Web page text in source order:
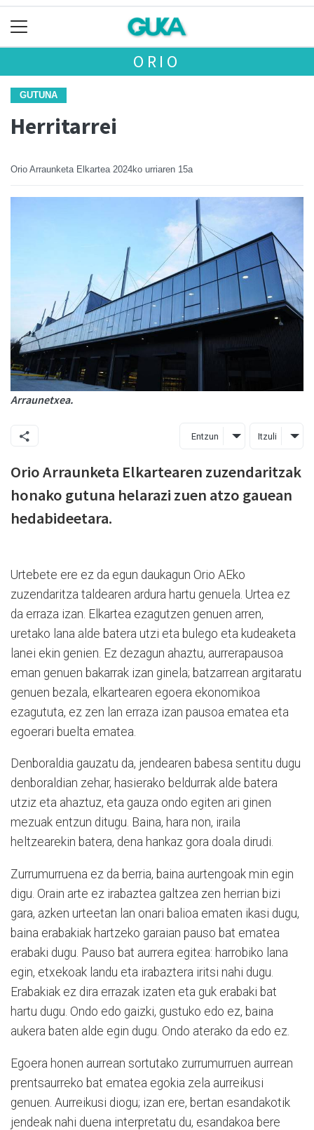
ORIO
GUTUNA
Herritarrei
Orio Arraunketa Elkartea 2024ko urriaren 15a
Arraunetxea.
Entzun Itzuli
Orio Arraunketa Elkartearen zuzendaritzak
honako gutuna helarazi zuen atzo gauean
hedabideetara.
Urtebete ere ez da egun daukagun Orio AEko
zuzendaritza taldearen ardura hartu genuela. Urtea ez
da erraza izan. Elkartea ezagutzen genuen arren,
uretako lana alde batera utzi eta bulego eta kudeaketa
lanei ekin genien. Ez dezagun ahaztu, aurrerapausoa
eman genuen bakarrak izan ginela; batzarrean argitaratu
genuen bezala, elkartearen egoera ekonomikoa
ezagututa, ez zen lan erraza izan pausoa ematea eta
egoerari buelta ematea.
Denboraldia gauzatu da, jendearen babesa sentitu dugu
denboraldian zehar, hasierako beldurrak alde batera
utziz eta ahaztuz, eta gauza ondo egiten ari ginen
mezuak entzun ditugu. Baina, hara non, iraila
heltzearekin batera, dena hankaz gora doala dirudi.
Zurrumurruena ez da berria, baina aurtengoak min egin
digu. Orain arte ez irabaztea galtzea zen herrian bizi
gara, azken urteetan lan onari balioa ematen ikasi dugu,
baina erabakiak hartzeko garaian pauso bat ematea
erabaki dugu. Pauso bat aurrera egitea: harrobiko lana
egin, etxekoak landu eta irabaztera iritsi nahi dugu.
Erabakiak ez dira errazak izaten eta guk erabaki bat
hartu dugu. Ondo edo gaizki, gustuko edo ez, baina
aukera baten alde egin dugu. Ondo aterako da edo ez.
Egoera honen aurrean sortutako zurrumurruen aurrean
prentsaurreko bat ematea egokia zela aurreikusi
genuen. Aurreikusi diogu; izan ere, bertan esandakotik
jendeak nahi duena interpretatu du, esandakoa bere